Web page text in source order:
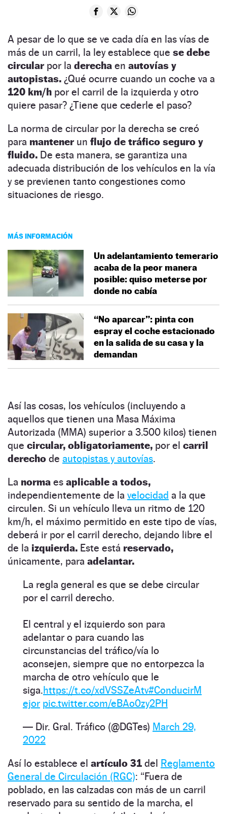
A pesar de lo que se ve cada día en las vías de
más de un carril, la ley establece que se debe
circularpor la derecha en autovías y
autopistas. ¿Qué ocurre cuando un coche va a
120 km/h por el carril de la izquierda y otro
quiere pasar? ¿Tiene que cederle el paso?
La norma de circular por la derecha se creó
para mantener un flujo de tráfico seguro y
fluido. De esta manera, se garantiza una
adecuada distribución de los vehículos en la vía
y se previenen tanto congestiones como
situaciones de riesgo.
MÁS INFORMACIÓN
Un adelantamiento temerario
acaba de la peor manera
posible: quiso meterse por
donde no cabía
“No aparcar”: pinta con
espray el coche estacionado
en la salida de su casa y la
demandan
Así las cosas, los vehículos (incluyendo a
aquellos que tienen una Masa Máxima
Autorizada (MMA) superior a 3.500 kilos) tienen
que circular, obligatoriamente, por el carril
derecho de autopistas y autovías.
La norma es aplicable a todos,
independientemente de la velocidad a la que
circulen. Si un vehículo lleva un ritmo de 120
km/h, el máximo permitido en este tipo de vías,
deberá ir por el carril derecho, dejando libre el
de la izquierda. Este está reservado,
únicamente, para adelantar.
La regla general es que se debe circular
por el carril derecho.
El central y el izquierdo son para
adelantar o para cuando las
circunstancias del tráfico/vía lo
aconsejen, siempre que no entorpezca la
marcha de otro vehículo que le
siga.https://t.co/xdVSSZeAtv#ConducirM
ejor pic.twitter.com/eBAo0zy2PH
— Dir. Gral. Tráfico (@DGTes) March 29,
2022
Así lo establece el artículo 31 del Reglamento
General de Circulación (RGC): “Fuera de
poblado, en las calzadas con más de un carril
reservado para su sentido de la marcha, el